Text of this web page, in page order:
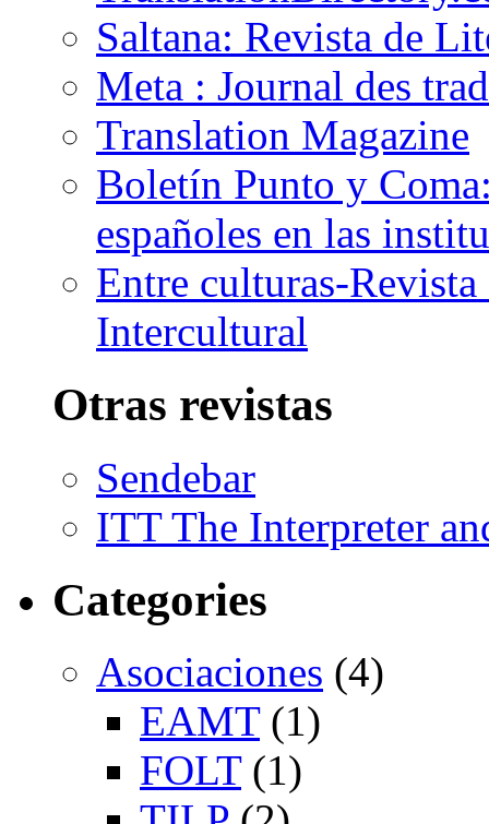
Saltana: Revista de
Meta : Journal des
Translation Magazine
Boletín Punto y
españoles en las
Entre culturas-
Intercultural
Otras revistas
Sendebar
ITT The Interpreter
Categories
Asociaciones (4)
EAMT(1)
FOLT(1)